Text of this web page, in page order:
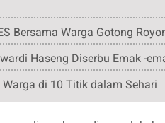
Bersama Warga Gotong
Haseng Diserbu Emak -
di 10 Titik dalam Sehari